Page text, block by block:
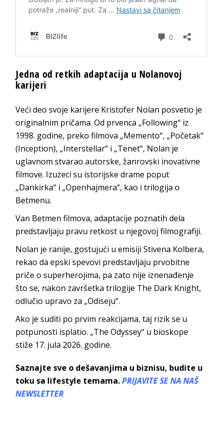
Jedna od retkih adaptacija u Nolanovoj
karijeri
Veći deo svoje karijere Kristofer Nolan posvetio je
originalnim pričama. Od prvenca „Following“ iz
1998. godine, preko filmova „Memento“, „Početak“
(Inception), „Interstellar“ i „Tenet“, Nolan je
uglavnom stvarao autorske, žanrovski inovativne
filmove. Izuzeci su istorijske drame poput
„Dankirka“ i „Openhajmera“, kao i trilogija o
Betmenu.
Van Betmen filmova, adaptacije poznatih dela
predstavljaju pravu retkost u njegovoj filmografiji.
Nolan je ranije, gostujući u emisiji Stivena Kolbera,
rekao da epski spevovi predstavljaju prvobitne
priče o superherojima, pa zato nije iznenađenje
što se, nakon završetka trilogije The Dark Knight,
odlučio upravo za „Odiseju“.
Ako je suditi po prvim reakcijama, taj rizik se u
potpunosti isplatio. „The Odyssey“ u bioskope
stiže 17. jula 2026. godine.
Saznajte sve o dešavanjima u biznisu, budite u
toku sa lifestyle temama.PRIJAVITE SE NA NAŠ
NEWSLETTER